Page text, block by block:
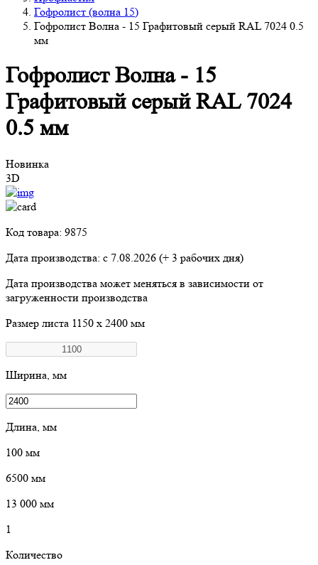
Гофролист (волна 15)
Гофролист Волна - 15 Графитовый серый RAL 7024 0.5
мм
Гофролист Волна - 15
Графитовый серый RAL 7024
0.5 мм
Новинка
3D
Код товара: 9875
Дата производства: с 7.08.2026 (+ 3 рабочих дня)
Дата производства может меняться в зависимости от
загруженности производства
Размер листа 1150 х 2400 мм
Ширина, мм
Длина, мм
100 мм
6500 мм
13 000 мм
1
Количество